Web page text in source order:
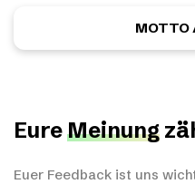
MOTTO
EureMeinung
Euer Feedback ist uns